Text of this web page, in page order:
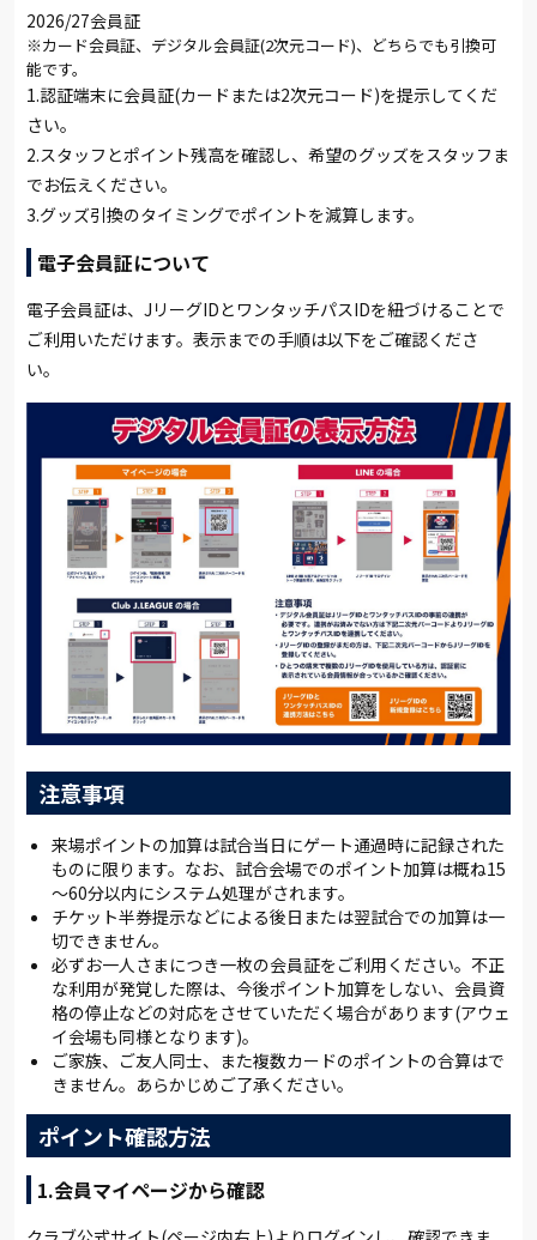
2026/27会員証
※カード会員証、デジタル会員証(2次元コード)、どちらでも引換可
能です。
1.認証端末に会員証(カードまたは2次元コード)を提示してくだ
さい。
2.スタッフとポイント残高を確認し、希望のグッズをスタッフま
でお伝えください。
3.グッズ引換のタイミングでポイントを減算します。
電子会員証について
電子会員証は、JリーグIDとワンタッチパスIDを紐づけることで
ご利用いただけます。表示までの手順は以下をご確認くださ
い。
注意事項
来場ポイントの加算は試合当日にゲート通過時に記録された
ものに限ります。なお、試合会場でのポイント加算は概ね15
～60分以内にシステム処理がされます。
チケット半券提示などによる後日または翌試合での加算は一
切できません。
必ずお一人さまにつき一枚の会員証をご利用ください。不正
な利用が発覚した際は、今後ポイント加算をしない、会員資
格の停止などの対応をさせていただく場合があります(アウェ
イ会場も同様となります)。
ご家族、ご友人同士、また複数カードのポイントの合算はで
きません。あらかじめご了承ください。
ポイント確認方法
1.会員マイページから確認